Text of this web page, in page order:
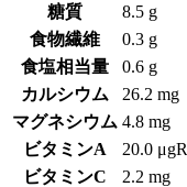
糖質
8.5 g
食物繊維
0.3 g
食塩相当量
0.6 g
カルシウム
26.2 mg
マグネシウム 4.8 mg
ビタミンA
20.0
ビタミンC
2.2 mg